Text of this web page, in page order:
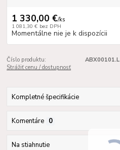
1 330,00 €/ks
1 081,30 € bez DPH
Momentálne nie je k dispozícii
Číslo produktu:
ABX00101.L
Strážiť cenu / dostupnosť
Kompletné špecifikácie
Komentáre 0
Na stiahnutie